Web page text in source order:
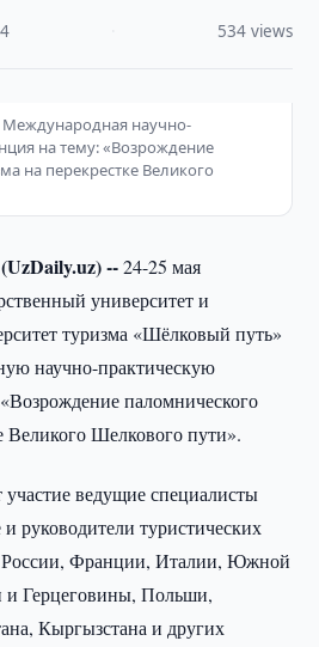
534 views
научно-
на тему: «Возрождение
на перекрестке Великого
--24-25 мая
университет и
туризма «Шёлковый путь»
научно-практическую
паломнического
Великого Шелкового пути».
ведущие специалисты
руководители туристических
России, Франции, Италии, Южной
Герцеговины, Польши,
Кыргызстана и других